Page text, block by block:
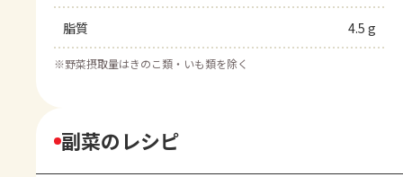
脂質 4.5 g
※野菜摂取量はきのこ類・いも類を除く
副菜のレシピ